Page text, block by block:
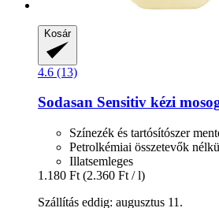
Kosár
4.6 (13)
Sodasan Sensitiv kézi
Színezék és tartósítószer
Petrolkémiai összetevők
Illatsemleges
1.180 Ft (2.360 Ft / l)
Szállítás eddig: augusztus 11.